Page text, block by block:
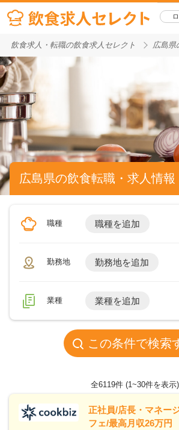
飲食求人・転職の飲食求人セレクト 広島県
広島県の飲食転職・求人情報
職種 職種を追加
勤務地 勤務地を追加
業種 業種を追加
この条件で検索
全6119件 (1~30件を表示)
正社員/店長・マネー
フェ/最高月収26万円